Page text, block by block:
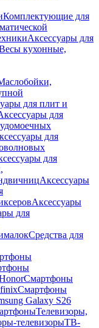
Комплектующие для
Аксессуары для
кухонные,
для плит и
для
для
для
Аксессуары
Аксессуары
для
Средства для
Смартфоны
Смартфоны
Galaxy S26
Телевизоры,
телевизорыТВ-